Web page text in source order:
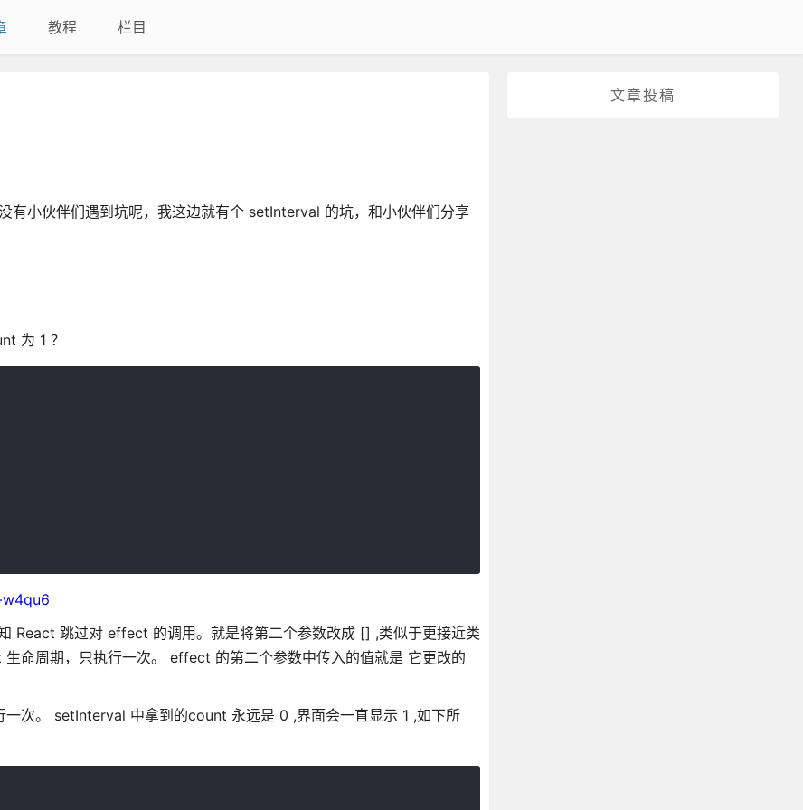
教程 栏目
文章投稿
有小伙伴们遇到坑呢，我这边就有个 setInterval 的坑，和小伙伴们分享
为 1 ？
React 跳过对 effect 的调用。就是将第二个参数改成 [] ,类似于更接近类
周期，只执行一次。 effect 的第二个参数中传入的值就是 它更改的
次。 setInterval 中拿到的count 永远是 0 ,界面会一直显示 1 ,如下所